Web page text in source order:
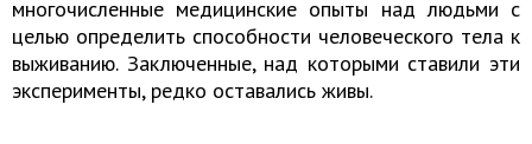
многочисленные медицинские опыты над людьми с
целью определить способности человеческого тела к
выживанию. Заключенные, над которыми ставили эти
эксперименты, редко оставались живы.